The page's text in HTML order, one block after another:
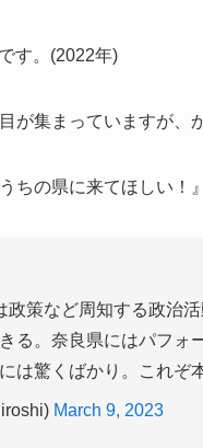
す。(2022年)
が集まっていますが、
ちの県に来てほしい！
政策など周知する政治
る。奈良県にはパフォ
は驚くばかり。これぞ
March 9, 2023